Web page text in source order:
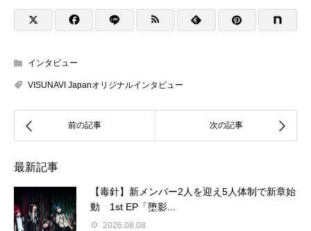
インタビュー
VISUNAVI Japanオリジナルインタビュー
最新記事
【毒針】新メンバー2人を迎え5人体制で新章始
動 1st EP「堕影...
2026.08.08